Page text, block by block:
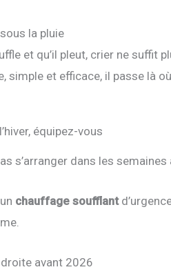
la pluie
et qu’il pleut, crier ne suffit
simple et efficace, il passe là
équipez-vous
s’arranger dans les
chauffage soufflant
avant 2026